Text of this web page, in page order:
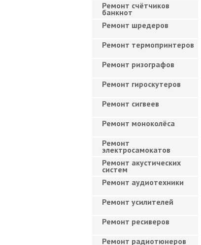
Ремонт счётчиков
банкнот
Ремонт шредеров
Ремонт термопринтеров
Ремонт ризографов
Ремонт гироскутеров
Ремонт сигвеев
Ремонт моноколёса
Ремонт
электросамокатов
Ремонт акустических
систем
Ремонт аудиотехники
Ремонт усилителей
Ремонт ресиверов
Ремонт радиотюнеров